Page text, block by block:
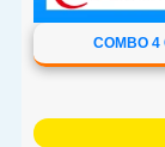
COMBO 4